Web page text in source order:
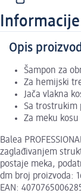
Opis
Šampon za
Za hemijski
Jača vlakna
Sa trostrukim
Za meku
Balea
zaglađivanjem
postaje meka,
dm broj proizvoda:
EAN: